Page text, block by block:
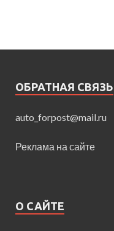
ОБРАТНАЯ СВЯЗЬ
auto_forpost@mail.ru
Реклама на сайте
О САЙТЕ